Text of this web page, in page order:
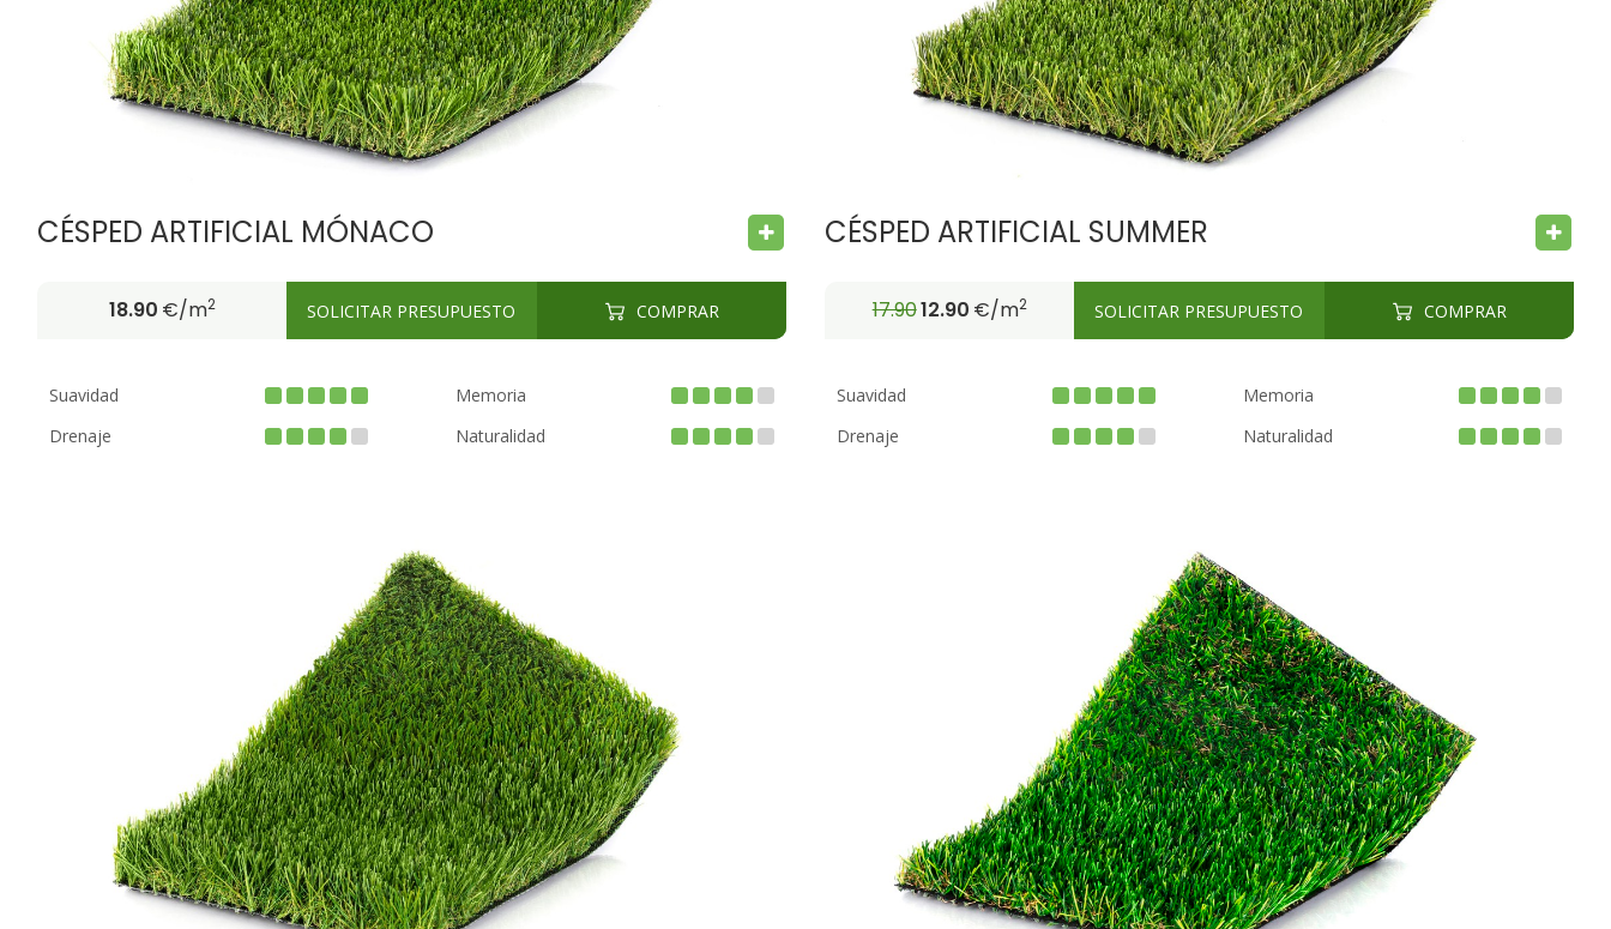
CÉSPED ARTIFICIAL MÓNACO
18.90 €/m2 SOLICITAR PRESUPUESTO COMPRAR
Suavidad
Memoria
Drenaje
Naturalidad
CÉSPED ARTIFICIAL SUMMER
17.9012.90 €/m2 SOLICITAR PRESUPUESTO COMPRAR
Suavidad
Memoria
Drenaje
Naturalidad
FIRE PROOF CHILD SAFE BACTERIA FREE FIRE PROOF CHILD SAFE BACTERIA FREE